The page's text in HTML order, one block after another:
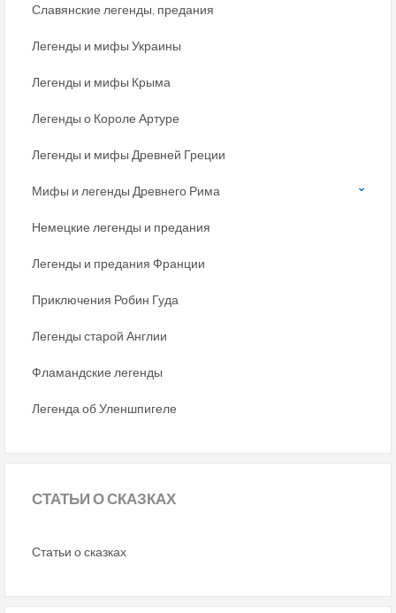
Славянские легенды, предания
Легенды и мифы Украины
Легенды и мифы Крыма
Легенды о Короле Артуре
Легенды и мифы Древней Греции
Мифы и легенды Древнего Рима
Немецкие легенды и предания
Легенды и предания Франции
Приключения Робин Гуда
Легенды старой Англии
Фламандские легенды
Легенда об Уленшпигеле
СТАТЬИО СКАЗКАХ
Статьи о сказках